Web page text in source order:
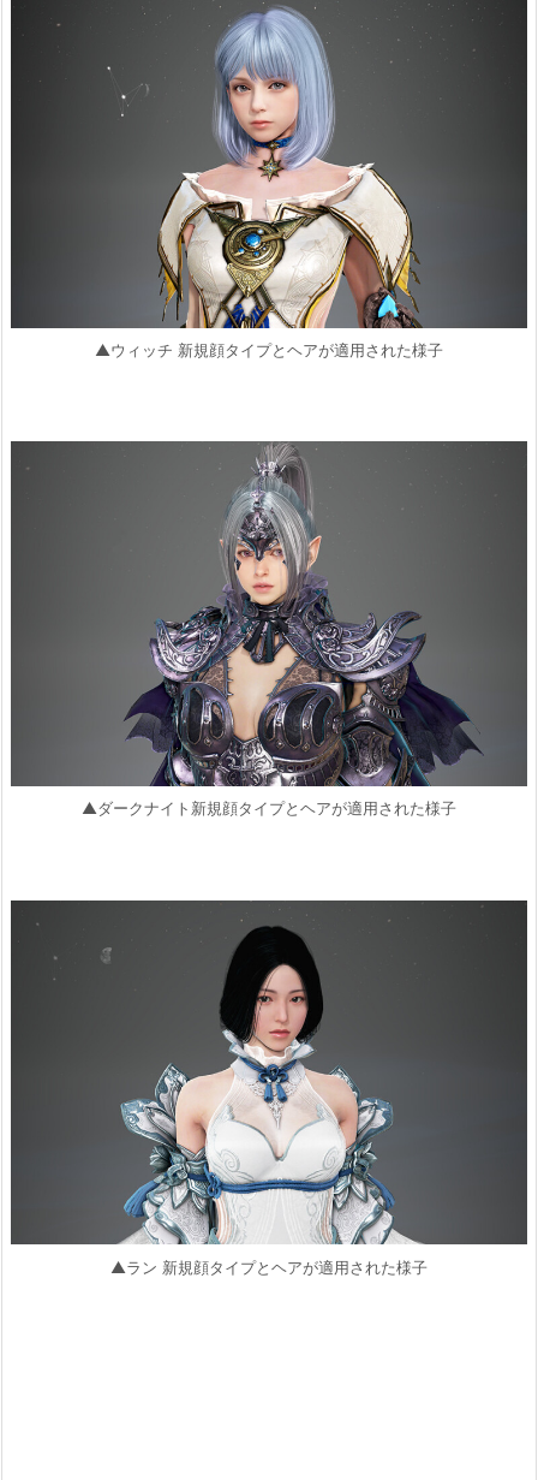
▲ウィッチ 新規顔タイプとヘアが適用された様子
▲ダークナイト新規顔タイプとヘアが適用された様子
▲ラン 新規顔タイプとヘアが適用された様子